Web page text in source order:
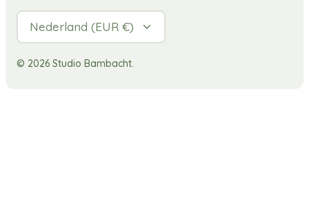
Valuta
Nederland (EUR €)
© 2026 Studio Bambacht.